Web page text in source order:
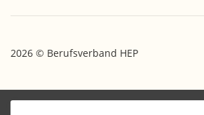
2026 © Berufsverband HEP